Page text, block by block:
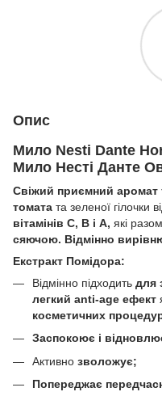
Опис
Мило Nesti Dante
Мило Несті Данте
Свіжий приємний аромат
томата та зеленої гілочки
вітамінів С, В і А, які
сяючою. Відмінно
Екстракт Помідора:
Відмінно підходить для
легкий anti-age ефект
косметичних
Заспокоює і
Активно зволожує;
Попереджає